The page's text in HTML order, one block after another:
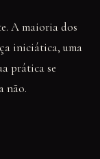
A maioria dos
iniciática, uma
prática se
não.